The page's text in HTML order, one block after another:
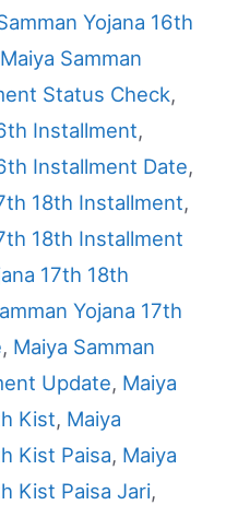
Yojana 16th
Maiya Samman
Status Check,
Installment,
Installment Date,
18th Installment,
18th Installment
17th 18th
Yojana 17th
, Maiya Samman
Update, Maiya
Kist, Maiya
Kist Paisa, Maiya
Kist Paisa Jari,